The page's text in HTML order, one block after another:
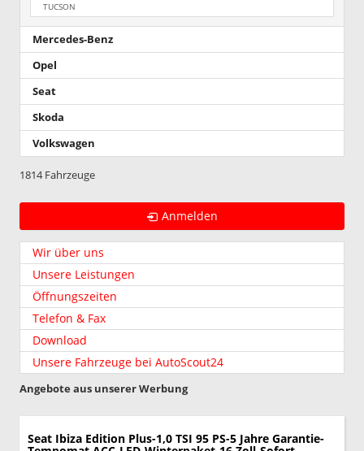
TUCSON
Mercedes-Benz
Opel
Seat
Skoda
Volkswagen
1814 Fahrzeuge
Anmelden
Wir über uns
Unsere Leistungen
Öffnungszeiten
Telefon & Fax
Download
Unsere Fahrzeuge bei AutoScout24
Angebote aus unserer Werbung
Seat Ibiza Edition Plus-1,0 TSI 95 PS-5 Jahre Garantie-